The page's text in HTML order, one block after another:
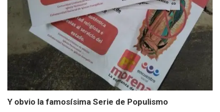
Y obvio la famosísima Serie de Populismo